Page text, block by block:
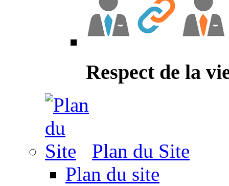
Respect de la
Plan du Site
Plan du site